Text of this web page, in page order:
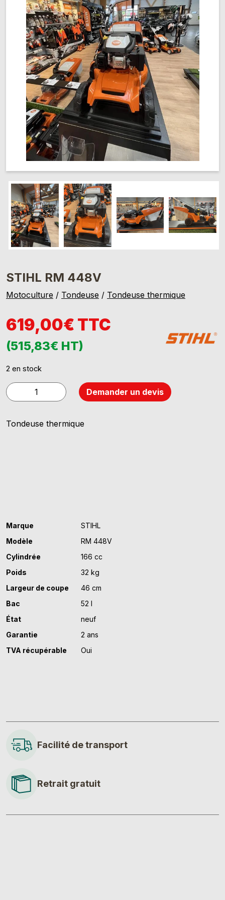
STIHL RM 448V
Motoculture / Tondeuse / Tondeuse thermique
619,00€ TTC
(515,83€ HT)
2 en stock
quantité
de
RM
Demander un devis
Tondeuse thermique
Marque
STIHL
Modèle
RM 448V
Cylindrée
166 cc
Poids
32 kg
Largeur de coupe
46 cm
Bac
52 l
État
neuf
Garantie
2 ans
TVA récupérable
Oui
Facilité de transport
Retrait gratuit